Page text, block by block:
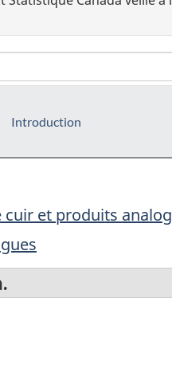
Introduction
cuir et produits